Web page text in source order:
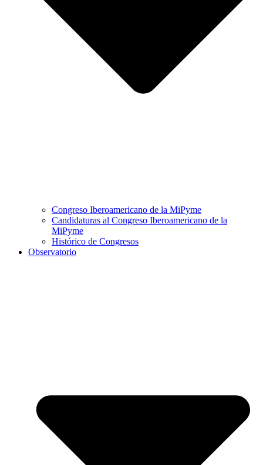
Congreso Iberoamericano de la MiPyme
Candidaturas al Congreso Iberoamericano de la
MiPyme
Histórico de Congresos
Observatorio